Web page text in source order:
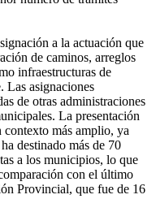
a la actuación que
de caminos, arreglos
infraestructuras de
Las asignaciones
de otras administraciones
La presentación
contexto más amplio, ya
destinado más de 70
a los municipios, lo que
con el último
Provincial, que fue de 16